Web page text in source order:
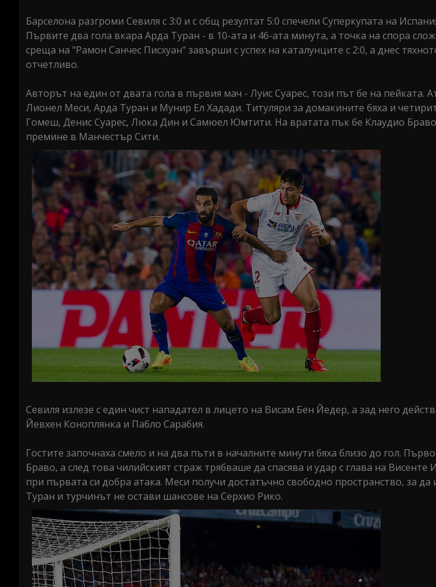
Барселона разгроми Севиля с 3:0 и с общ резултат 5:0 спечели Суперкупата на
Първите два гола вкара Арда Туран - в 10-ата и 46-ата минута, а точка на спора
среща на "Рамон Санчес Писхуан" завърши с успех на каталунците с 2:0, а днес
отчетливо.
Авторът на един от двата гола в първия мач - Луис Суарес, този път бе на пейката.
Лионел Меси, Арда Туран и Мунир Ел Хадади. Титуляри за домакините бяха и
Гомеш, Денис Суарес, Люка Дин и Самюел Юмтити. На вратата пък бе Клаудио
премине в Манчестър Сити.
Севиля излезе с един чист нападател в лицето на Висам Бен Йедер, а зад него
Йевхен Коноплянка и Пабло Сарабия.
Гостите започнаха смело и на два пъти в началните минути бяха близо до гол.
Браво, а след това чилийският страж трябваше да спасява и удар с глава на Висенте
при първата си добра атака. Меси получи достатъчно свободно пространство, за
Туран и турчинът не остави шансове на Серхио Рико.